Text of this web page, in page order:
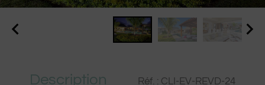
Description Réf. : CLI-EV-REVD-24